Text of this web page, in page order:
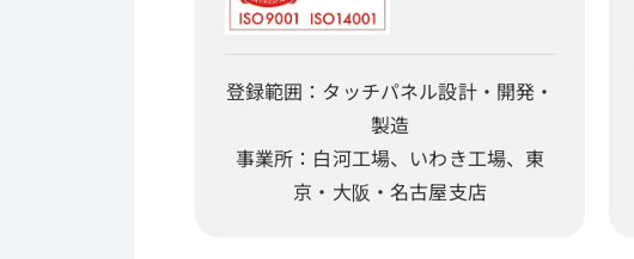
登録範囲：タッチパネル設計・開発・
製造
事業所：白河工場、いわき工場、東
京・大阪・名古屋支店